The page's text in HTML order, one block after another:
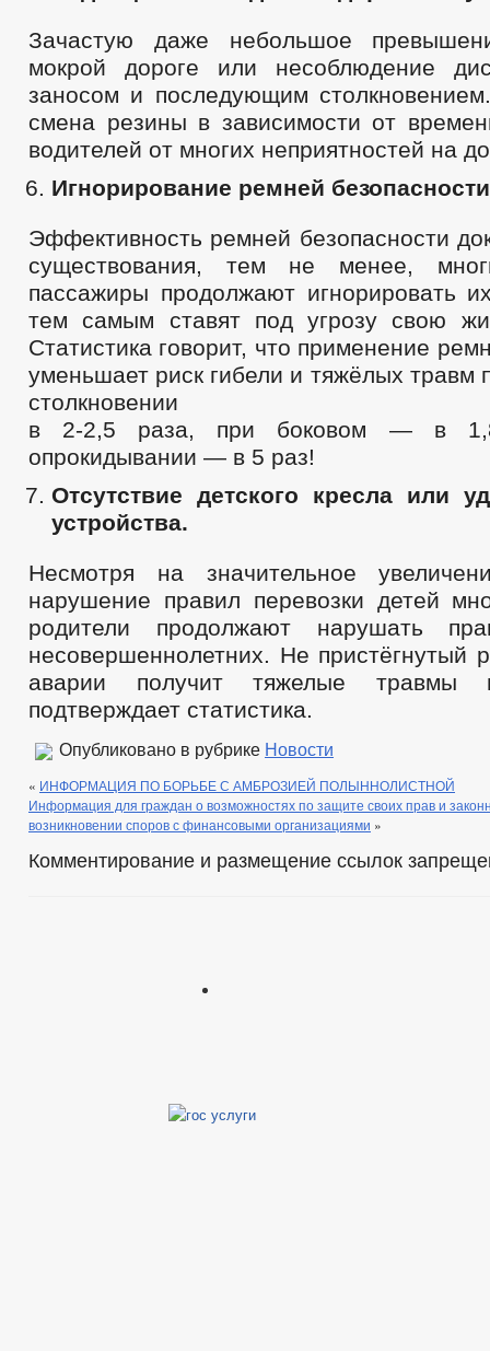
Зачастую даже небольшое
мокрой дороге или несоблюдение
заносом и последующим
смена резины в зависимости от
водителей от многих неприятностей на
Игнорирование ремней
Эффективность ремней безопасности
существования, тем не менее,
пассажиры продолжают игнорировать
тем самым ставят под угрозу свою
Статистика говорит, что применение
уменьшает риск гибели и тяжёлых травм
столкновении
в 2-2,5 раза, при боковом — в
опрокидывании — в 5 раз!
Отсутствие детского кресла или
устройства.
Несмотря на значительное
нарушение правил перевозки детей
родители продолжают нарушать
несовершеннолетних. Не пристёгнутый
аварии получит тяжелые травмы
подтверждает статистика.
Опубликовано в рубрике Новости
« ИНФОРМАЦИЯ ПО БОРЬБЕ С АМБРОЗИЕЙ ПОЛЫННОЛИСТНОЙ
Информация для граждан о возможностях по защите своих прав и
возникновении споров с финансовыми организациями »
Комментирование и размещение ссылок